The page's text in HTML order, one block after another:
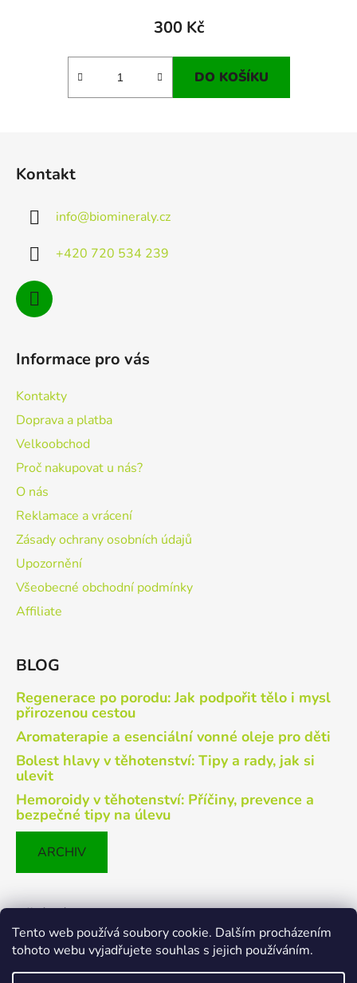
Tento web používá soubory cookie. Dalším procházením
tohoto webu vyjadřujete souhlas s jejich používáním.
300 Kč
DO KOŠÍKU
Kontakt
info@biomineraly.cz
+420 720 534 239
Informace pro vás
Kontakty
Doprava a platba
Velkoobchod
Proč nakupovat u nás?
O nás
Reklamace a vrácení
Zásady ochrany osobních údajů
Upozornění
Všeobecné obchodní podmínky
Affiliate
BLOG
Regenerace po porodu: Jak podpořit tělo i mysl
přirozenou cestou
Aromaterapie a esenciální vonné oleje pro děti
Bolest hlavy v těhotenství: Tipy a rady, jak si
ulevit
Hemoroidy v těhotenství: Příčiny, prevence a
bezpečné tipy na úlevu
ARCHIV
Přijímáme online platby